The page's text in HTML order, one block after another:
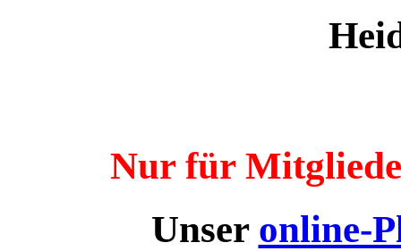
Nur für
Unser online-